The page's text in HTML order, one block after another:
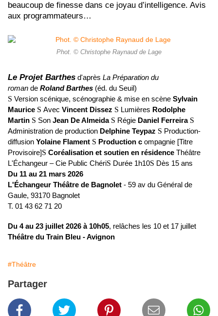
beaucoup de finesse dans ce joyau d’intelligence. Avis
aux programmateurs…
Phot. © Christophe Raynaud de Lage
Le Projet Barthes d'après La Préparation du
roman de Roland Barthes (éd. du Seuil)
S Version scénique, scénographie & mise en scène Sylvain
Maurice S Avec Vincent Dissez S Lumières Rodolphe
Martin S Son Jean De Almeida S Régie Daniel Ferreira S
Administration de production Delphine Teypaz S Production-
diffusion Yolaine Flament S Production c ompagnie [Titre
Provisoire]S Coréalisation et soutien en résidence Théâtre
L'Échangeur – Cie Public ChériS Durée 1h10S Dès 15 ans
Du 11 au 21 mars 2026
L'Échangeur Théâtre de Bagnolet - 59 av du Général de
Gaule, 93170 Bagnolet
T. 01 43 62 71 20
Du 4 au 23 juillet 2026 à 10h05, relâches les 10 et 17 juillet
Théâtre du Train Bleu - Avignon
#Théâtre
Partager